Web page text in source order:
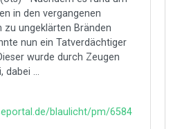
in den vergangenen
ungeklärten Bränden
nun ein Tatverdächtiger
wurde durch Zeugen
dabei ...
blaulicht/pm/6584